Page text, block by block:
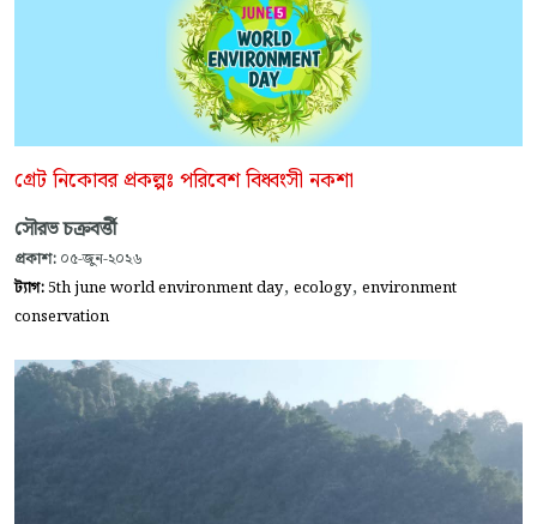
গ্রেট নিকোবর প্রকল্পঃ পরিবেশ বিধ্বংসী নকশা
সৌরভ চক্রবর্ত্তী
প্রকাশ: ০৫-জুন-২০২৬
ট্যাগ:5th june world environment day, ecology, environment
conservation